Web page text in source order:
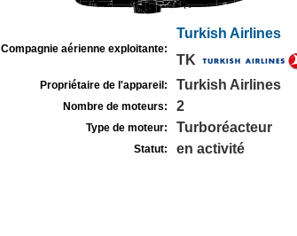
Compagnie aérienne exploitante:
Turkish Airlines
TK
Propriétaire de l'appareil: Turkish Airlines
Nombre de moteurs: 2
Type de moteur: Turboréacteur
Statut: en activité